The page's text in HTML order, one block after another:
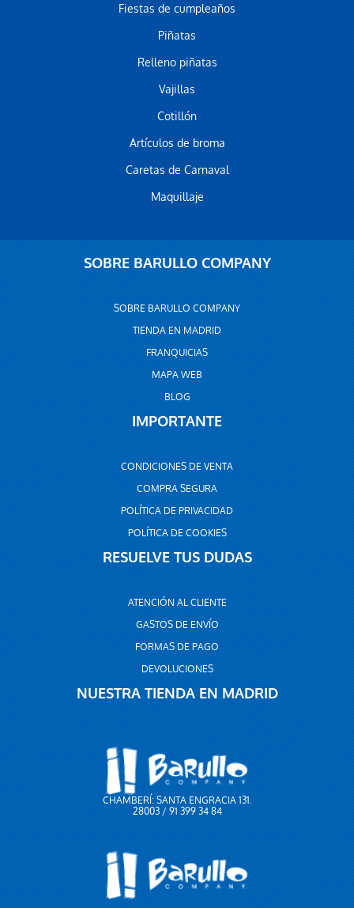
Fiestas de cumpleaños
Piñatas
Relleno piñatas
Vajillas
Cotillón
Artículos de broma
Caretas de Carnaval
Maquillaje
SOBRE BARULLO COMPANY
SOBRE BARULLO COMPANY
TIENDA EN MADRID
FRANQUICIAS
MAPA WEB
BLOG
IMPORTANTE
CONDICIONES DE VENTA
COMPRA SEGURA
POLÍTICA DE PRIVACIDAD
POLÍTICA DE COOKIES
RESUELVE TUS DUDAS
ATENCIÓN AL CLIENTE
GASTOS DE ENVÍO
FORMAS DE PAGO
DEVOLUCIONES
NUESTRA TIENDA EN MADRID
CHAMBERÍ: SANTA ENGRACIA 131.
28003 / 91 399 34 84